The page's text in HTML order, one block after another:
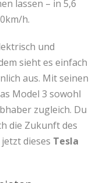
lassen – in 5,6
h.
und
sieht es einfach
aus. Mit seinen
Model 3 sowohl
zugleich. Du
die Zukunft des
dieses Tesla